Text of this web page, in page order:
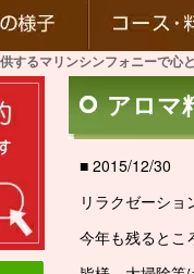
するマリンシンフォニーで心
アロ
■ 2015/12/30
リラクゼーショ
今年も残るとこ